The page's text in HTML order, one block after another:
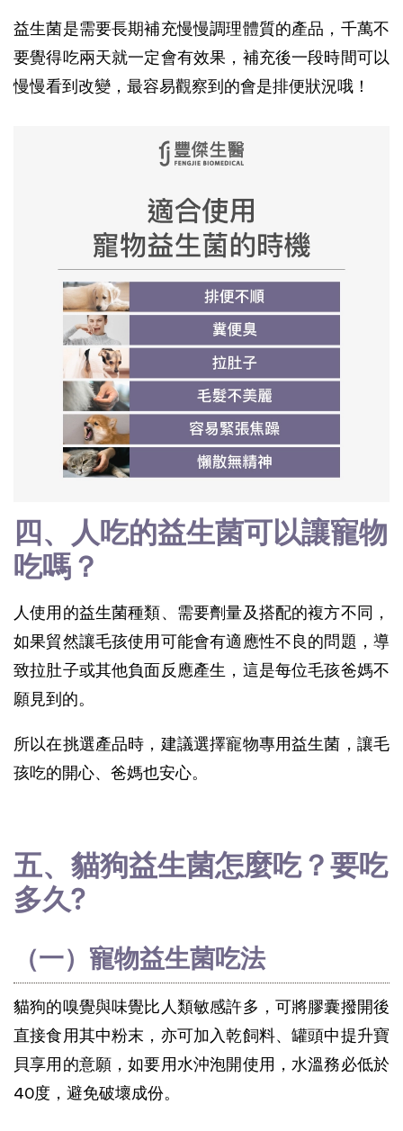
益生菌是需要長期補充慢慢調理體質的產品，千萬不
要覺得吃兩天就一定會有效果，補充後一段時間可以
慢慢看到改變，最容易觀察到的會是排便狀況哦！
四、人吃的益生菌可以讓寵物
吃嗎？
人使用的益生菌種類、需要劑量及搭配的複方不同，
如果貿然讓毛孩使用可能會有適應性不良的問題，導
致拉肚子或其他負面反應產生，這是每位毛孩爸媽不
願見到的。
所以在挑選產品時，建議選擇寵物專用益生菌，讓毛
孩吃的開心、爸媽也安心。
五、貓狗益生菌怎麼吃？要吃
多久?
（一）寵物益生菌吃法
貓狗的嗅覺與味覺比人類敏感許多，可將膠囊撥開後
直接食用其中粉末，亦可加入乾飼料、罐頭中提升寶
貝享用的意願，如要用水沖泡開使用，水溫務必低於
40度，避免破壞成份。